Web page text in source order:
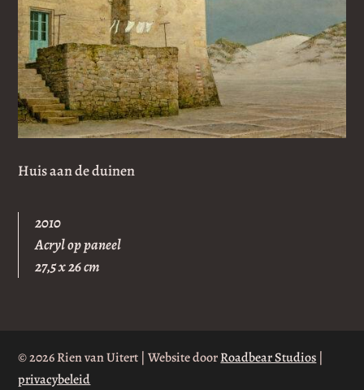
Huis aan de duinen
2010
Acryl op paneel
27,5 x 26 cm
© 2026 Rien van Uitert | Website doorRoadbear Studios |
privacybeleid